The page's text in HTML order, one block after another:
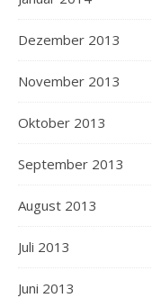
Dezember 2013
November 2013
Oktober 2013
September 2013
August 2013
Juli 2013
Juni 2013